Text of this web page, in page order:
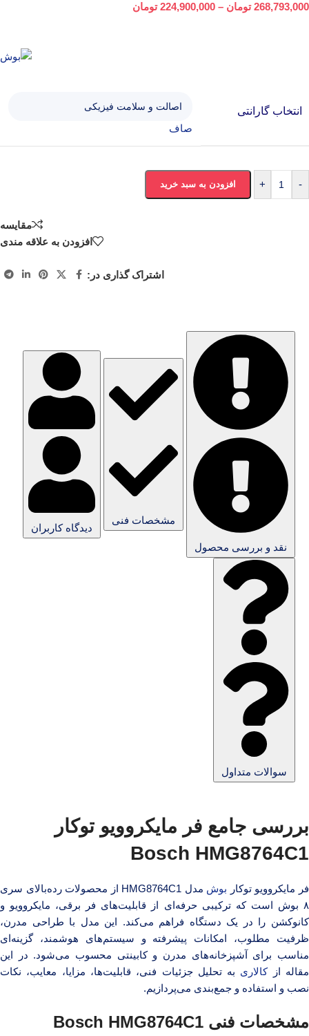
268,793,000 تومان –
224,900,000 تومان
انتخاب گارانتی
صاف
-
+ افزودن به سبد خرید
مقایسه
افزودن به علاقه مندی
اشتراک گذاری در:
نقد و بررسی محصول
مشخصات فنی
دیدگاه کاربران
سوالات متداول
بررسی جامع فر مایکروویو توکار
Bosch HMG8764C1
فر مایکروویو توکار بوش
مدل HMG8764C1 از محصولات رده‌بالای سری
۸ بوش است که ترکیبی حرفه‌ای از قابلیت‌های فر برقی، مایکروویو و
کانوکشن را در یک دستگاه فراهم می‌کند. این مدل با طراحی مدرن،
ظرفیت مطلوب، امکانات پیشرفته و سیستم‌های هوشمند، گزینه‌ای
مناسب برای آشپزخانه‌های مدرن و کابینتی محسوب می‌شود. در این
مقاله ازکالا‌ری به تحلیل جزئیات فنی، قابلیت‌ها، مزایا، معایب، نکات
نصب و استفاده و جمع‌بندی می‌پردازیم.
مشخصات فنی Bosch HMG8764C1